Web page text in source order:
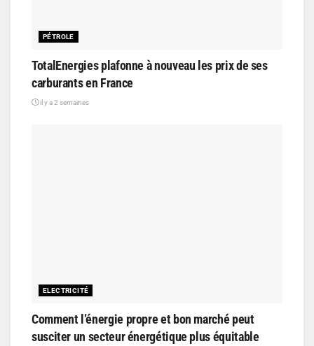
PÉTROLE
TotalEnergies plafonne à nouveau les prix de ses
carburants en France
il y a 2 semaines
ELECTRICITÉ
Comment l’énergie propre et bon marché peut
susciter un secteur énergétique plus équitable